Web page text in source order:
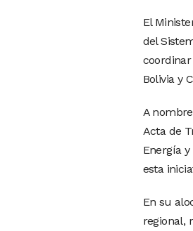
El
del
Bolivia y
A
Acta de
Energía
esta
En su
regional,